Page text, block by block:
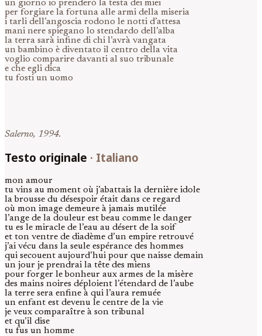
un giorno io prenderò la testa dei miei
per forgiare la fortuna alle armi della miseria
i tarli dell’angoscia rodono le notti d’attesa
mani nere spiegano lo stendardo dell’alba
la terra sarà infine di chi l’avrà vangata
un bambino è diventato il centro della vita
voglio comparire davanti al suo tribunale
e che egli dica
tu fosti un uomo
Salerno, 1994.
Testo originale · Italiano
mon amour
tu vins au moment où j’abattais la dernière idole
la brousse du désespoir était dans ce regard
où mon image demeure à jamais mutilée
l’ange de la douleur est beau comme le danger
tu es le miracle de l’eau au désert de la soif
et ton ventre de diadème d’un empire retrouvé
j’ai vécu dans la seule espérance des hommes
qui secouent aujourd’hui pour que naisse demain
un jour je prendrai la tête des miens
pour forger le bonheur aux armes de la misère
des mains noires déploient l’étendard de l’aube
la terre sera enfine à qui l’aura remuée
un enfant est devenu le centre de la vie
je veux comparaître à son tribunal
et qu’il dise
tu fus un homme